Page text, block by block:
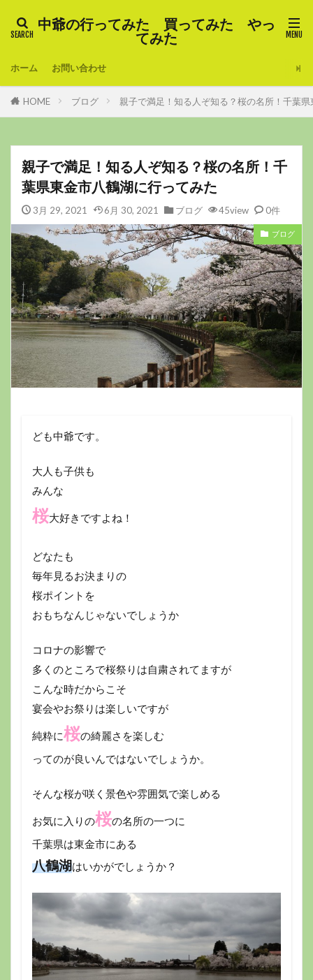
中爺の行ってみた 買ってみた やっ
てみた
ホーム お問い合わせ
HOME ブログ 親子で満足！知る人ぞ知る？桜の名所！千葉
親子で満足！知る人ぞ知る？桜の名所！千
葉県東金市八鶴湖に行ってみた
3月 29, 2021 6月 30, 2021 ブログ 45view 0件
ブログ
ども中爺です。
大人も子供も
みんな
桜大好きですよね！
どなたも
毎年見るお決まりの
桜ポイントを
おもちなんじゃないでしょうか
コロナの影響で
多くのところで桜祭りは自粛されてますが
こんな時だからこそ
宴会やお祭りは楽しいですが
純粋に桜の綺麗さを楽しむ
ってのが良いんではないでしょうか。
そんな桜が咲く景色や雰囲気で楽しめる
お気に入りの桜の名所の一つに
千葉県は東金市にある
八鶴湖はいかがでしょうか？